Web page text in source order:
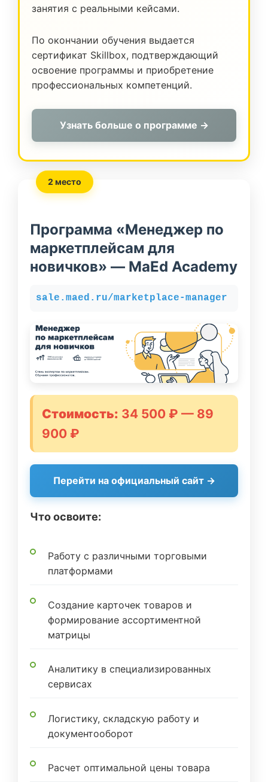
занятия с реальными кейсами.
По окончании обучения выдается
сертификат Skillbox, подтверждающий
освоение программы и приобретение
профессиональных компетенций.
Узнать больше о программе →
2 место
Программа «Менеджер по
маркетплейсам для
новичков» — MaEd Academy
sale.maed.ru/marketplace-manager
Стоимость: 34 500 ₽ — 89
900 ₽
Перейти на официальный сайт →
Что освоите:
Работу с различными торговыми
платформами
Создание карточек товаров и
формирование ассортиментной
матрицы
Аналитику в специализированных
сервисах
Логистику, складскую работу и
документооборот
Расчет оптимальной цены товара